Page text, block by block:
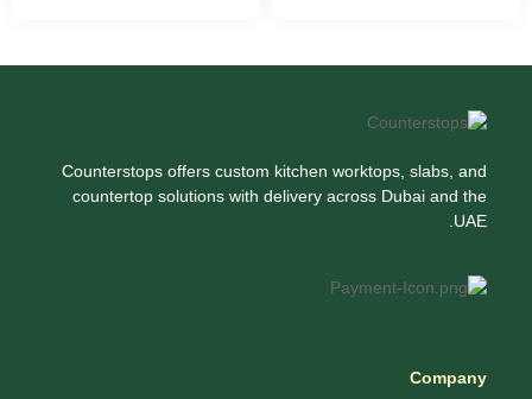
Counterstops offers custom kitchen worktops, slabs, and
countertop solutions with delivery across Dubai and the
UAE.
Company